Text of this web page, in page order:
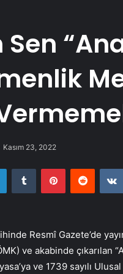
Sen
Kasım 23, 2022
LinkedInTumblr PinterestReddit
Resmî Gazete’de
ve akabinde çıkarılan
ve 1739 sayılı